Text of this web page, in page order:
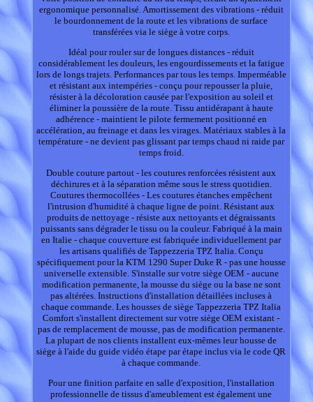
ergonomique personnalisé. Amortissement des vibrations - réduit
le bourdonnement de la route et les vibrations de surface
transférées via le siège à votre corps.
Idéal pour rouler sur de longues distances - réduit
considérablement les douleurs, les engourdissements et la fatigue
lors de longs trajets. Performances par tous les temps. Imperméable
et résistant aux intempéries - conçu pour repousser la pluie,
résister à la décoloration causée par l'exposition au soleil et
éliminer la poussière de la route. Tissu antidérapant à haute
adhérence - maintient le pilote fermement positionné en
accélération, au freinage et dans les virages. Matériaux stables à la
température - ne devient pas glissant par temps chaud ni raide par
temps froid.
Double couture partout - les coutures renforcées résistent aux
déchirures et à la séparation même sous le stress quotidien.
Coutures thermocollées - Les coutures étanches empêchent
l'intrusion d'humidité à chaque ligne de point. Résistant aux
produits de nettoyage - résiste aux nettoyants et dégraissants
puissants sans dégrader le tissu ou la couleur. Fabriqué à la main
en Italie - chaque couverture est fabriquée individuellement par
les artisans qualifiés de Tappezzeria TPZ Italia. Conçu
spécifiquement pour la KTM 1290 Super Duke R - pas une housse
universelle extensible. S'installe sur votre siège OEM - aucune
modification permanente, la mousse du siège ou la base ne sont
pas altérées. Instructions d'installation détaillées incluses à
chaque commande. Les housses de siège Tappezzeria TPZ Italia
Comfort s'installent directement sur votre siège OEM existant -
pas de remplacement de mousse, pas de modification permanente.
La plupart de nos clients installent eux-mêmes leur housse de
siège à l'aide du guide vidéo étape par étape inclus via le code QR
à chaque commande.
Pour une finition parfaite en salle d'exposition, l'installation
professionnelle de tissus d'ameublement est également une